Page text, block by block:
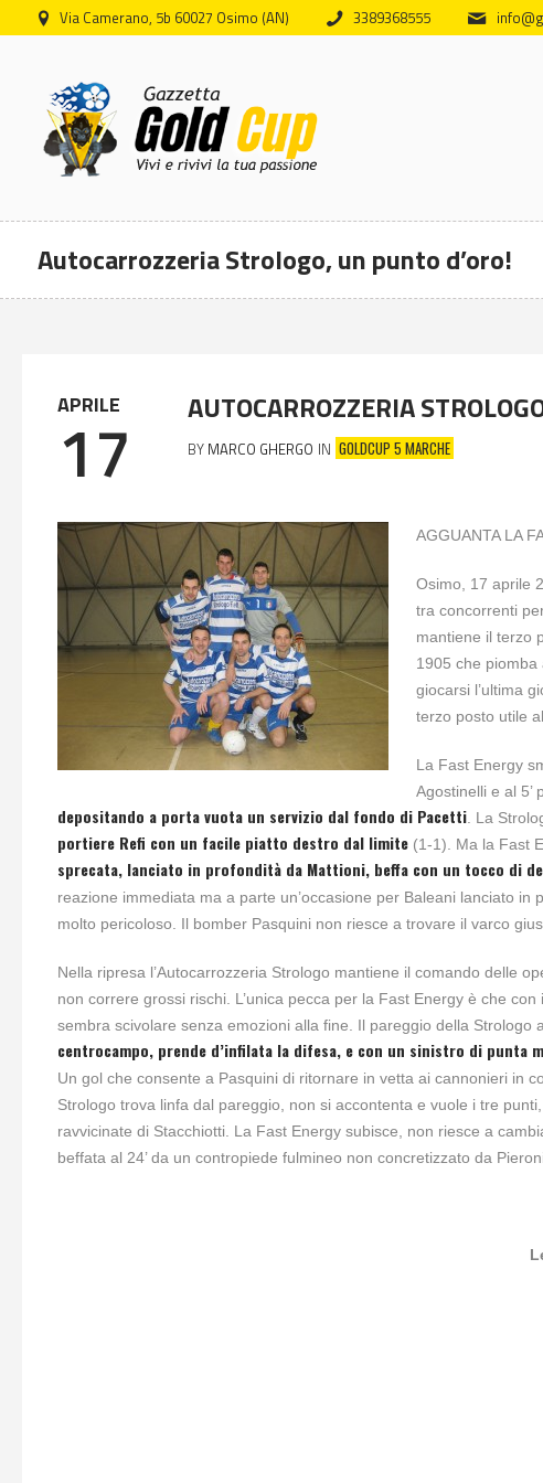
Via Camerano, 5b 60027 Osimo (AN) 3389368555
Autocarrozzeria Strologo, un punto d’oro!
APRILE
17 AUTOCARROZZERIA
BY MARCO GHERGO IN GOLDCUP 5 MARCHE
AGGUANTA LA
Osimo, 17 aprile
tra concorrenti
mantiene il terzo
1905 che
giocarsi l’ultima
terzo posto utile
La Fast Energy
Agostinelli e al 5’
depositando a porta vuota un servizio dal fondo di Pacetti. La
portiere Refi con un facile piatto destro dal limite (1-1). Ma la Fast
sprecata, lanciato in profondità da Mattioni, beffa con un tocco di
reazione immediata ma a parte un’occasione per Baleani lanciato
molto pericoloso. Il bomber Pasquini non riesce a trovare il varco
Nella ripresa l’Autocarrozzeria Strologo mantiene il comando delle
non correre grossi rischi. L’unica pecca per la Fast Energy è che
sembra scivolare senza emozioni alla fine. Il pareggio della Strologo
centrocampo, prende d’infilata la difesa, e con un sinistro di
Un gol che consente a Pasquini di ritornare in vetta ai cannonieri in
Strologo trova linfa dal pareggio, non si accontenta e vuole i tre
ravvicinate di Stacchiotti. La Fast Energy subisce, non riesce a
beffata al 24’ da un contropiede fulmineo non concretizzato da